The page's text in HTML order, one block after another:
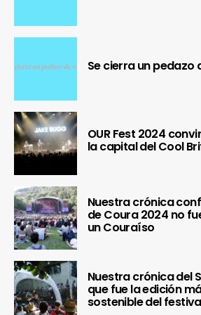
Se cierra un pedazo
OUR Fest 2024
la capital del Cool
Nuestra crónica
de Coura 2024 no
un Couraíso
Nuestra crónica del
que fue la edición
sostenible del